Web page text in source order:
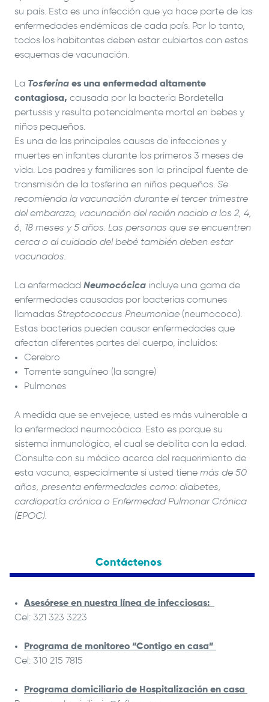
su país. Esta es una infección que ya hace parte de las
enfermedades endémicas de cada país. Por lo tanto,
todos los habitantes deben estar cubiertos con estos
esquemas de vacunación.
La Tosferina es una enfermedad altamente
contagiosa, causada por la bacteria Bordetella
pertussis y resulta potencialmente mortal en bebes y
niños pequeños.
Es una de las principales causas de infecciones y
muertes en infantes durante los primeros 3 meses de
vida. Los padres y familiares son la principal fuente de
transmisión de la tosferina en niños pequeños. Se
recomienda la vacunación durante el tercer trimestre
del embarazo, vacunación del recién nacido a los 2, 4,
6, 18 meses y 5 años. Las personas que se encuentren
cerca o al cuidado del bebé también deben estar
vacunados.
La enfermedad Neumocócica incluye una gama de
enfermedades causadas por bacterias comunes
llamadas Streptococcus Pneumoniae (neumococo).
Estas bacterias pueden causar enfermedades que
afectan diferentes partes del cuerpo, incluidos:
Cerebro
Torrente sanguíneo (la sangre)
Pulmones
A medida que se envejece, usted es más vulnerable a
la enfermedad neumocócica. Esto es porque su
sistema inmunológico, el cual se debilita con la edad.
Consulte con su médico acerca del requerimiento de
esta vacuna, especialmente si usted tiene más de 50
años, presenta enfermedades como: diabetes,
cardiopatía crónica o Enfermedad Pulmonar Crónica
(EPOC).
Contáctenos
Asesórese en nuestra línea de infecciosas:
Cel: 321 323 3223
Programa de monitoreo “Contigo en casa”
Cel: 310 215 7815
Programa domiciliario de Hospitalización en casa